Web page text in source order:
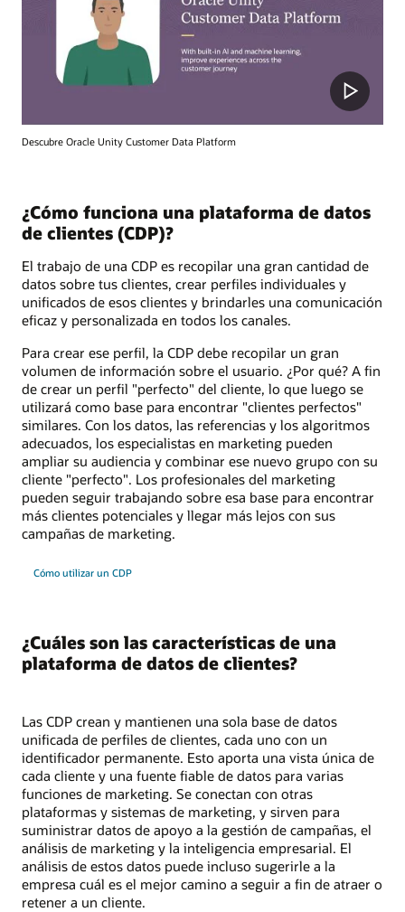
Descubre Oracle Unity Customer Data Platform
¿Cómo funciona una plataforma de datos
de clientes (CDP)?
El trabajo de una CDP es recopilar una gran cantidad de
datos sobre tus clientes, crear perfiles individuales y
unificados de esos clientes y brindarles una comunicación
eficaz y personalizada en todos los canales.
Para crear ese perfil, la CDP debe recopilar un gran
volumen de información sobre el usuario. ¿Por qué? A fin
de crear un perfil "perfecto" del cliente, lo que luego se
utilizará como base para encontrar "clientes perfectos"
similares. Con los datos, las referencias y los algoritmos
adecuados, los especialistas en marketing pueden
ampliar su audiencia y combinar ese nuevo grupo con su
cliente "perfecto". Los profesionales del marketing
pueden seguir trabajando sobre esa base para encontrar
más clientes potenciales y llegar más lejos con sus
campañas de marketing.
Cómo utilizar un CDP
¿Cuáles son las características de una
plataforma de datos de clientes?
Las CDP crean y mantienen una sola base de datos
unificada de perfiles de clientes, cada uno con un
identificador permanente. Esto aporta una vista única de
cada cliente y una fuente fiable de datos para varias
funciones de marketing. Se conectan con otras
plataformas y sistemas de marketing, y sirven para
suministrar datos de apoyo a la gestión de campañas, el
análisis de marketing y la inteligencia empresarial. El
análisis de estos datos puede incluso sugerirle a la
empresa cuál es el mejor camino a seguir a fin de atraer o
retener a un cliente.